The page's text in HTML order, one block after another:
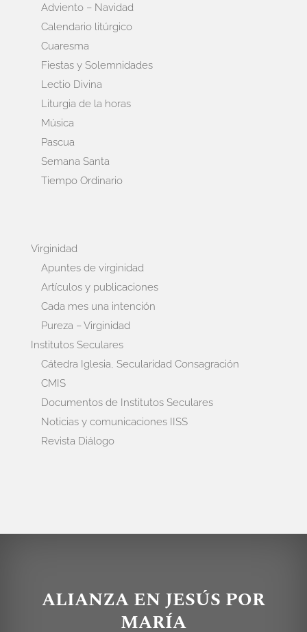
Adviento – Navidad
Calendario litúrgico
Cuaresma
Fiestas y Solemnidades
Lectio Divina
Liturgia de la horas
Música
Pascua
Semana Santa
Tiempo Ordinario
Virginidad
Apuntes de virginidad
Artículos y publicaciones
Cada mes una intención
Pureza – Virginidad
Institutos Seculares
Cátedra Iglesia, Secularidad Consagración
CMIS
Documentos de Institutos Seculares
Noticias y comunicaciones IISS
Revista Diálogo
ALIANZA EN JESÚS POR
MARÍA